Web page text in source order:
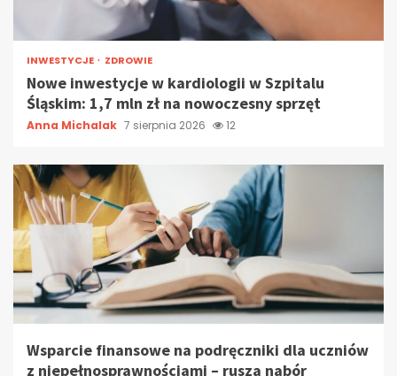
INWESTYCJE ZDROWIE
Nowe inwestycje w kardiologii w Szpitalu
Śląskim: 1,7 mln zł na nowoczesny sprzęt
Anna Michalak 7 sierpnia 2026 12
Wsparcie finansowe na podręczniki dla uczniów
z niepełnosprawnościami – rusza nabór